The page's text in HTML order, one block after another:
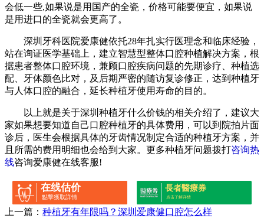
会低一些,如果说是用国产的全瓷，价格可能要便宜，如果说
是用进口的全瓷就会更高了。
深圳牙科医院爱康健依托28年扎实行医理念和临床经验，
站在询证医学基础上，建立智慧型整体口腔种植解决方案，根
据患者整体口腔环境，兼顾口腔疾病问题的先期诊疗、种植选
配、牙体颜色比对，及后期严密的随访复诊修正，达到种植牙
与人体口腔的融合，延长种植牙使用寿命的目的。
以上就是关于深圳种植牙什么价钱的相关介绍了，建议大
家如果想要知道自己口腔种植牙的具体费用，可以到院拍片面
诊后，医生会根据具体的牙齿情况制定合适的种植牙方案，并
且所需的费用明细也会给到大家。更多种植牙问题拨打咨询热
线咨询爱康健在线客服!
在线估价
點擊獲取詳情
長者醫療券
点击了解详情
上一篇： 种植牙有年限吗？深圳爱康健口腔怎么样